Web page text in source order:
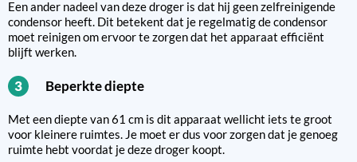
Een ander nadeel van deze droger is dat hij geen zelfreinigende
condensor heeft. Dit betekent dat je regelmatig de condensor
moet reinigen om ervoor te zorgen dat het apparaat efficiënt
blijft werken.
3 Beperkte diepte
Met een diepte van 61 cm is dit apparaat wellicht iets te groot
voor kleinere ruimtes. Je moet er dus voor zorgen dat je genoeg
ruimte hebt voordat je deze droger koopt.